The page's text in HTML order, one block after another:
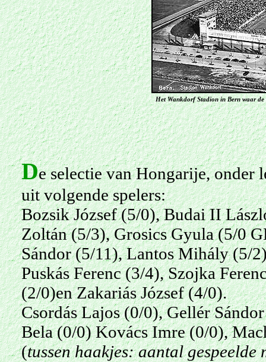
Het Wankdorf Stadion in Bern waar de
De selectie van Hongarije, onder
uit volgende spelers:
Bozsik József (5/0), Budai II
Zoltán (5/3), Grosics Gyula (5/0
Sándor (5/11), Lantos Mihály (5/
Puskás Ferenc (3/4), Szojka
(2/0)en Zakariás József (4/0).
Csordás Lajos (0/0), Gellér
Bela (0/0) Kovács Imre (0/0),
(tussen haakjes: aantal gespeelde